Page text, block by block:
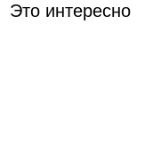
Это интересно